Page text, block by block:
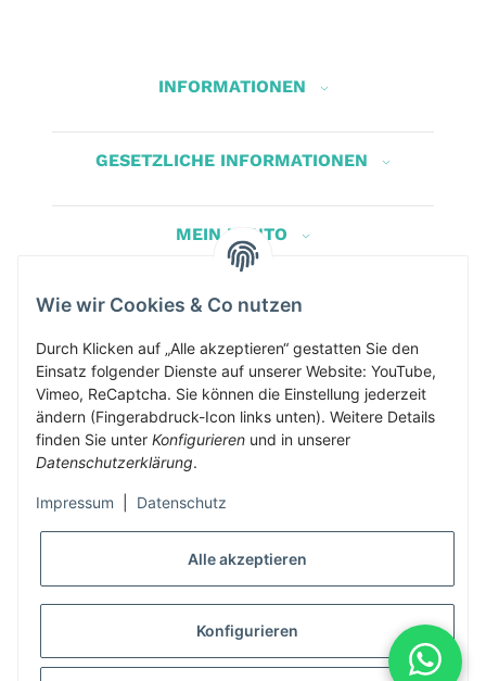
INFORMATIONEN
GESETZLICHE INFORMATIONEN
MEIN KONTO
Herbis Anglerladen
Inh.Herbert Schinnerl
Kirchdorf am Inn 5
4982 Kirchdorf am Inn
info@herbis-anglerladen.at
Alle Preise inklusive gesetzlicher Mwst., exklusive Versand- &
Servicekosten
Wie wir Cookies & Co nutzen
Durch Klicken auf „Alle akzeptieren“ gestatten Sie den
Einsatz folgender Dienste auf unserer Website: YouTube,
Vimeo, ReCaptcha. Sie können die Einstellung jederzeit
ändern (Fingerabdruck-Icon links unten). Weitere Details
finden Sie unter Konfigurieren und in unserer
Datenschutzerklärung.
Impressum Datenschutz
Alle akzeptieren
Konfigurieren